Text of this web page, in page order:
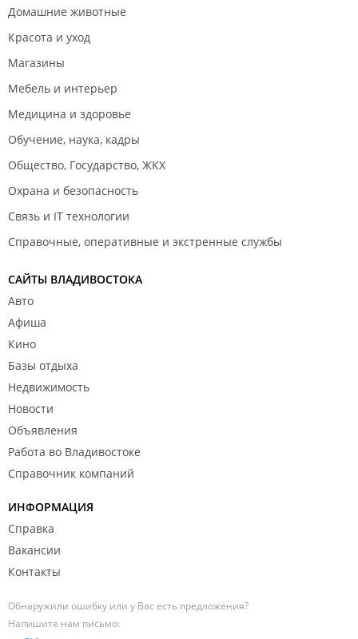
Домашние животные
Красота и уход
Магазины
Мебель и интерьер
Медицина и здоровье
Обучение, наука, кадры
Общество, Государство, ЖКХ
Охрана и безопасность
Связь и IT технологии
Справочные, оперативные и экстренные службы
САЙТЫ ВЛАДИВОСТОКА
Авто
Афиша
Кино
Базы отдыха
Недвижимость
Новости
Объявления
Работа во Владивостоке
Справочник компаний
ИНФОРМАЦИЯ
Справка
Вакансии
Контакты
Обнаружили ошибку или у Вас есть предложения?
Напишите нам письмо: